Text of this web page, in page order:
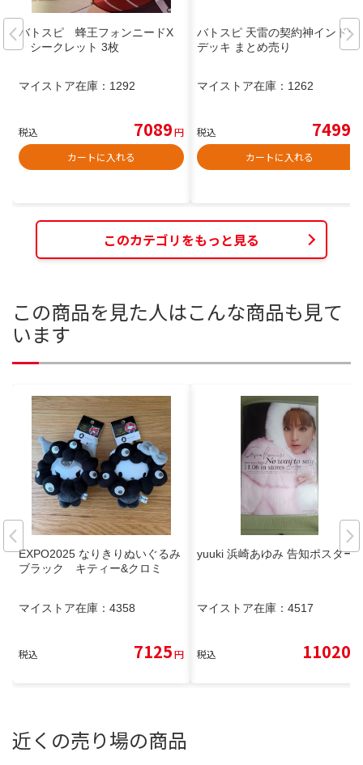
バトスピ 蜂王フォンニードX
シークレット 3枚
マイストア在庫： 1292
税込 7089円
カートに入れる
バトスピ 天雷の契約神インドラ
デッキ まとめ売り
マイストア在庫： 1262
税込 7499
カートに入れる
このカテゴリをもっと見る
この商品を見た人はこんな商品も見て
います
EXPO2025 なりきりぬいぐるみ
ブラック キティー&クロミ
マイストア在庫： 4358
税込 7125円
yuuki 浜崎あゆみ 告知ポスター
マイストア在庫： 4517
税込 11020
近くの売り場の商品